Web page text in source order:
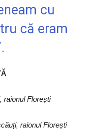
cu
că eram
raionul Florești
raionul Florești